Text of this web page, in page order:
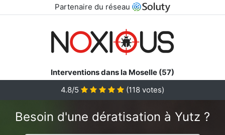
Partenaire du réseau
Interventions dans la Moselle (57)
4.8/5 (118 votes)
Besoin d'une dératisation à Yutz ?